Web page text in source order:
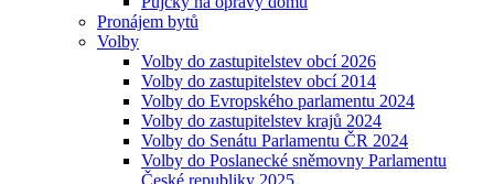
Pronájem bytů
Volby
Volby do zastupitelstev obcí 2026
Volby do zastupitelstev obcí 2014
Volby do Evropského parlamentu 2024
Volby do zastupitelstev krajů 2024
Volby do Senátu Parlamentu ČR 2024
Volby do Poslanecké sněmovny Parlamentu
České republiky 2025